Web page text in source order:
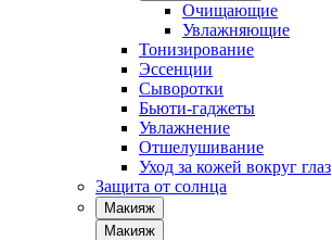
Очищающие
Увлажняющие
Тонизирование
Эссенции
Сыворотки
Бьюти-гаджеты
Увлажнение
Отшелушивание
Уход за кожей вокруг глаз
Защита от солнца
Макияж
Макияж